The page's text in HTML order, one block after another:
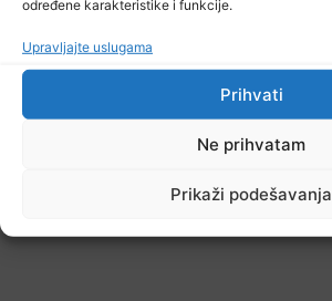
određene karakteristike i funkcije.
Upravljajte uslugama
Prihvati
Ne prihvatam
Prikaži podešavanja